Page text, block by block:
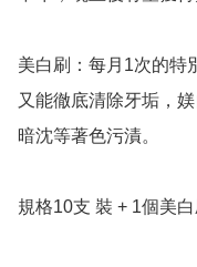
美白刷：每月1次的特
又能徹底清除牙垢，
暗沈等著色污漬。
規格10支 裝 + 1個美